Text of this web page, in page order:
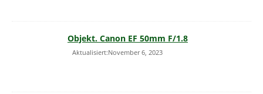
Objekt. Canon EF 50mm F/1.8
Aktualisiert:November 6, 2023